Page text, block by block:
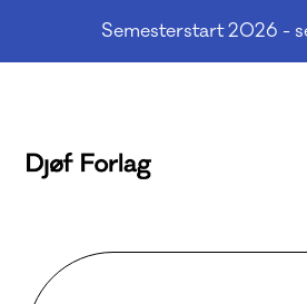
Semesterstart 2026 -